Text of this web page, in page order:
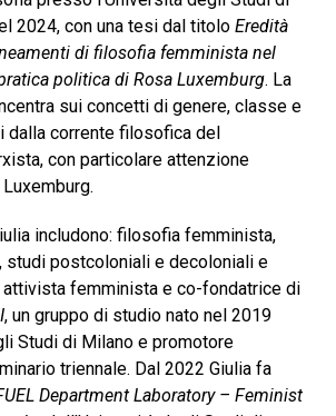
2024, con una tesi dal titolo Eredità
di filosofia femminista nel
politica di Rosa Luxemburg. La
sui concetti di genere, classe e
dalla corrente filosofica del
con particolare attenzione
includono: filosofia femminista,
studi postcoloniali e decoloniali e
attivista femminista e co-fondatrice di
, un gruppo di studio nato nel 2019
Studi di Milano e promotore
triennale. Dal 2022 Giulia fa
Department Laboratory – Feminist